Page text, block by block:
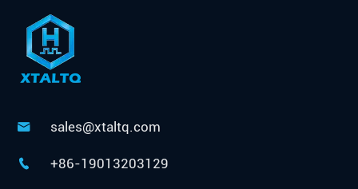
 sales@xtaltq.com
 +86-19013203129